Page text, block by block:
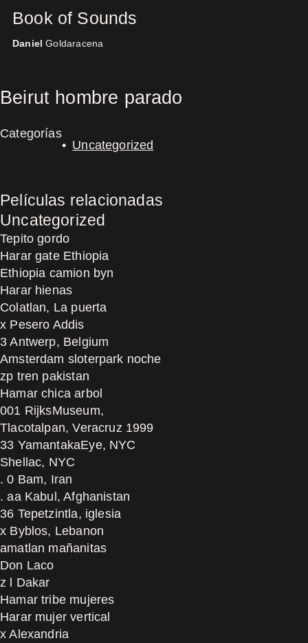
Book of Sounds
Daniel Goldaracena
Beirut hombre parado
Categorías
Uncategorized
Películas relacionadas
Uncategorized
Tepito gordo
Harar gate Ethiopia
Ethiopia camion byn
Harar hienas
Colatlan, La puerta
x Pesero Addis
3 Antwerp, Belgium
Amsterdam sloterpark noche
zp tren pakistan
Hamar chica arbol
001 RijksMuseum,
Tlacotalpan, Veracruz 1999
33 YamantakaEye, NYC
Shellac, NYC
. 0 Bam, Iran
. aa Kabul, Afghanistan
36 Tepetzintla, iglesia
x Byblos, Lebanon
amatlan mañanitas
Don Laco
z l Dakar
Hamar tribe mujeres
Harar mujer vertical
x Alexandria